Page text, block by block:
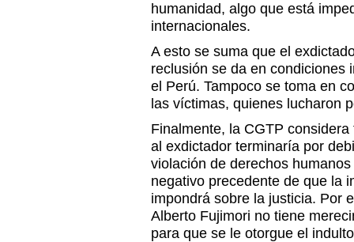
humanidad, algo que está
internacionales.
A esto se suma que el
reclusión se da en condiciones
el Perú. Tampoco se toma en
las víctimas, quienes lucharon
Finalmente, la CGTP
al exdictador terminaría por
violación de derechos
negativo precedente de que la
impondrá sobre la justicia. Por
Alberto Fujimori no tiene
para que se le otorgue el